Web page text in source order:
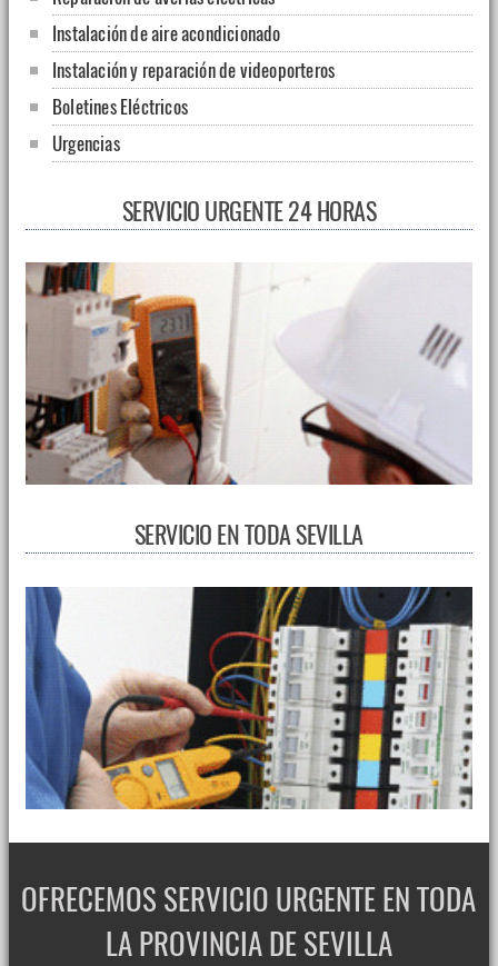
Instalación de aire acondicionado
Instalación y reparación de videoporteros
Boletines Eléctricos
Urgencias
SERVICIO URGENTE 24 HORAS
SERVICIO EN TODA SEVILLA
OFRECEMOS SERVICIO URGENTE EN TODA
LA PROVINCIA DE SEVILLA